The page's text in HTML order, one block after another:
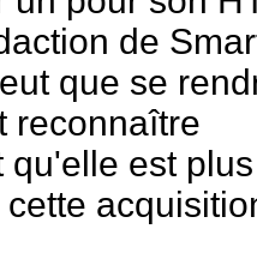
de
que se
reconnaître
qu'elle est